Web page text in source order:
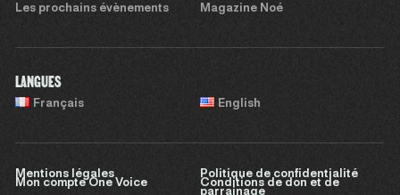
Les prochains évènements
Magazine Noé
LANGUES
Français English
Mentions légales
Politique de confidentialité
Mon compte One Voice
Conditions de don et de
parrainage